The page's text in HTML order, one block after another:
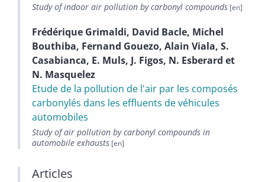
Study of indoor air pollution by carbonyl compounds
Frédérique Grimaldi, David Bacle, Michel
Bouthiba, Fernand Gouezo, Alain Viala, S.
Casabianca, E. Muls, J. Figos, N. Esberard et
N. Masquelez
Etude de la pollution de l'air par les composés
carbonylés dans les effluents de véhicules
automobiles
Study of air pollution by carbonyl compounds in
automobile exhausts
Articles